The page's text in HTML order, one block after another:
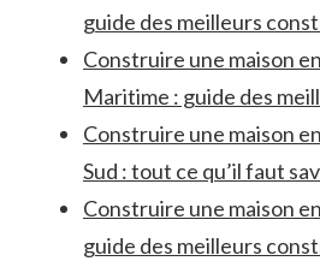
guide des meilleurs
Construire une maison
Maritime : guide des
Construire une maison
Sud : tout ce qu’il faut
Construire une maison
guide des meilleurs